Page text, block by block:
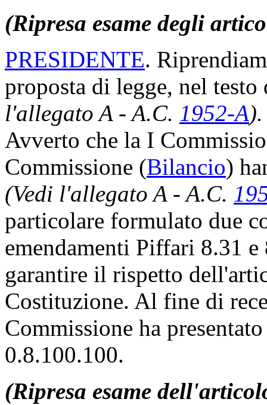
(Ripresa esame degli
PRESIDENTE.
proposta di legge, nel
l'allegato A - A.C. 1952-A).
Avverto che la I
Commissione (Bilancio)
(Vedi l'allegato A - A.C.
particolare formulato due
emendamenti Piffari 8.31
garantire il rispetto
Costituzione. Al fine di
Commissione ha
0.8.100.100.
(Ripresa esame